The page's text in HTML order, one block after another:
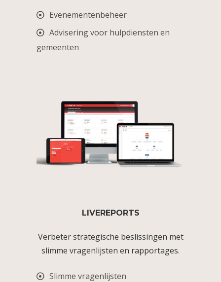
Evenementenbeheer
Advisering voor hulpdiensten en
gemeenten
LIVEREPORTS
Verbeter strategische beslissingen met
slimme vragenlijsten en rapportages.
Slimme vragenlijsten